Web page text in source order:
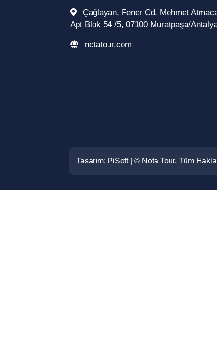
Çağlayan, Fener Cd. Mehmet
Apt Blok 54 /5, 07100 Muratpaşa/
notatour.com
Tasarım: PiSoft| © Nota Tour. Tüm